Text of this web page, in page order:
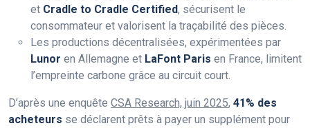
et Cradle to Cradle Certified, sécurisent le
consommateur et valorisent la traçabilité des pièces.
Les productions décentralisées, expérimentées par
Lunor en Allemagne et LaFont Paris en France, limitent
l’empreinte carbone grâce au circuit court.
D’après une enquête CSA Research, juin 2025, 41% des
acheteurs se déclarent prêts à payer un supplément pour